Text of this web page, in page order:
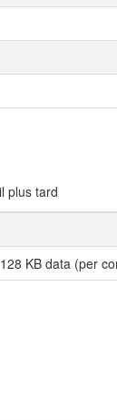
plus tard
KB data (per